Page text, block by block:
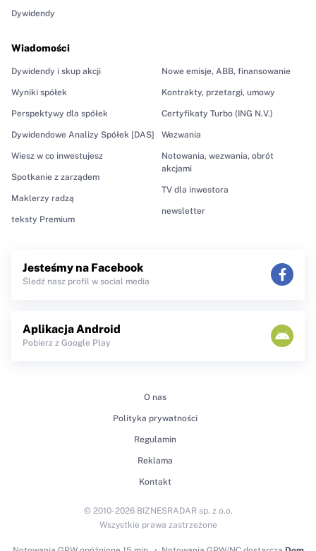
Dywidendy
Wiadomości
Dywidendy i skup akcji
Wyniki spółek
Perspektywy dla spółek
Dywidendowe Analizy Spółek [DAS]
Wiesz w co inwestujesz
Spotkanie z zarządem
Maklerzy radzą
teksty Premium
Nowe emisje, ABB, finansowanie
Kontrakty, przetargi, umowy
Certyfikaty Turbo (ING N.V.)
Wezwania
Notowania, wezwania, obrót
akcjami
TV dla inwestora
newsletter
Jesteśmy na Facebook
Śledź nasz profil w social media
Aplikacja Android
Pobierz z Google Play
O nas
Polityka prywatności
Regulamin
Reklama
Kontakt
© 2010-2026 BIZNESRADAR sp. z o.o.
Wszystkie prawa zastrzeżone